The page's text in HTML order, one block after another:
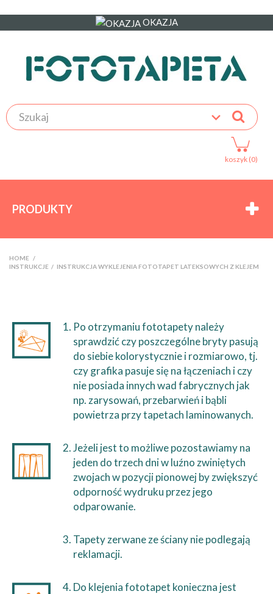
OKAZJA
koszyk (0)
PRODUKTY
HOME
INSTRUKCJE
INSTRUKCJA WYKLEJENIA FOTOTAPET LATEKSOWYCH Z KLEJEM
Po otrzymaniu fototapety należy
sprawdzić czy poszczególne bryty pasują
do siebie kolorystycznie i rozmiarowo, tj.
czy grafika pasuje się na łączeniach i czy
nie posiada innych wad fabrycznych jak
np. zarysowań, przebarwień i bąbli
powietrza przy tapetach laminowanych.
Jeżeli jest to możliwe pozostawiamy na
jeden do trzech dni w luźno zwiniętych
zwojach w pozycji pionowej by zwiększyć
odporność wydruku przez jego
odparowanie.
Tapety zerwane ze ściany nie podlegają
reklamacji.
Do klejenia fototapet konieczna jest